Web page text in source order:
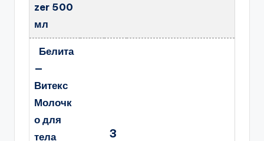
zer 500
мл
Белита
—
Витекс
Молочк
о для
тела
3